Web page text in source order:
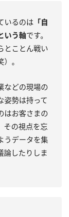
いるのは 「自
いう軸です。
とことん戦い
。
などの現場の
姿勢は持って
はお客さまの
その視点を忘
うデータを集
論したりしま